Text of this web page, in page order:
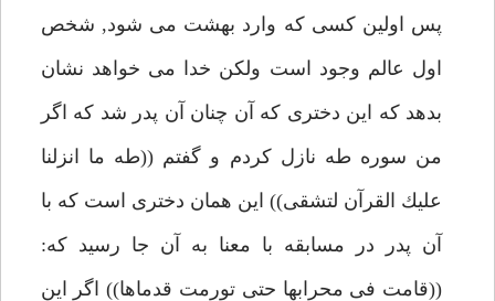
پس اولين كسى كه وارد بهشت مى شود, شخص
اول عالم وجود است ولكن خدا مى خواهد نشان
بدهد كه اين دخترى كه آن چنان آن پدر شد كه اگر
من سوره طه نازل كردم و گفتم ((طه ما انزلنا
عليك القرآن لتشقى)) اين همان دخترى است كه با
آن پدر در مسابقه با معنا به آن جا رسيد كه:
((قامت فى محرابها حتى تورمت قدماها)) اگر اين